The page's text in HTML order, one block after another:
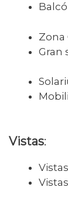
Zona
Gran
Vistas: